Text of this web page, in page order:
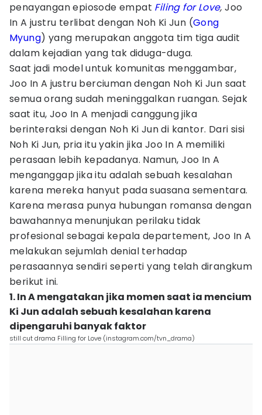
penayangan epiosode empat Filing for Love, Joo
In A justru terlibat dengan Noh Ki Jun (Gong
Myung) yang merupakan anggota tim tiga audit
dalam kejadian yang tak diduga-duga.
Saat jadi model untuk komunitas menggambar,
Joo In A justru berciuman dengan Noh Ki Jun saat
semua orang sudah meninggalkan ruangan. Sejak
saat itu, Joo In A menjadi canggung jika
berinteraksi dengan Noh Ki Jun di kantor. Dari sisi
Noh Ki Jun, pria itu yakin jika Joo In A memiliki
perasaan lebih kepadanya. Namun, Joo In A
menganggap jika itu adalah sebuah kesalahan
karena mereka hanyut pada suasana sementara.
Karena merasa punya hubungan romansa dengan
bawahannya menunjukan perilaku tidak
profesional sebagai kepala departement, Joo In A
melakukan sejumlah denial terhadap
perasaannya sendiri seperti yang telah dirangkum
berikut ini.
1. In A mengatakan jika momen saat ia mencium
Ki Jun adalah sebuah kesalahan karena
dipengaruhi banyak faktor
still cut drama Filling for Love (instagram.com/tvn_drama)